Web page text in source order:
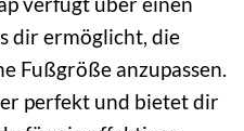
dir ermöglicht, die
Fußgröße anzupassen.
perfekt und bietet dir